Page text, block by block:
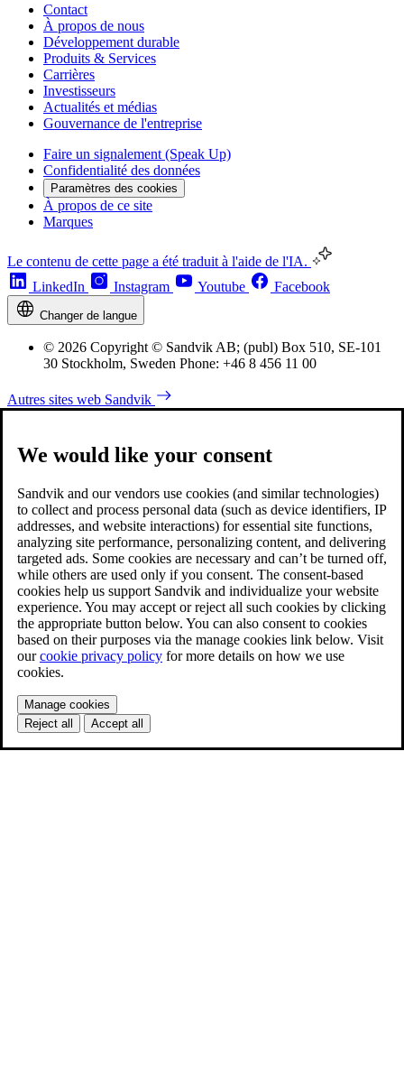
Contact
À propos de nous
Développement durable
Produits & Services
Carrières
Investisseurs
Actualités et médias
Gouvernance de l'entreprise
Faire un signalement (Speak Up)
Confidentialité des données
Paramètres des cookies
À propos de ce site
Marques
Le contenu de cette page a été traduit à l'aide de l'IA.
LinkedIn
Instagram Youtube Facebook
Changer de langue
© 2026 Copyright © Sandvik AB; (publ) Box 510, SE-101
30 Stockholm, Sweden Phone: +46 8 456 11 00
Autres sites web Sandvik
We would like your consent
Sandvik and our vendors use cookies (and similar technologies)
to collect and process personal data (such as device identifiers, IP
addresses, and website interactions) for essential site functions,
analyzing site performance, personalizing content, and delivering
targeted ads. Some cookies are necessary and can’t be turned off,
while others are used only if you consent. The consent-based
cookies help us support Sandvik and individualize your website
experience. You may accept or reject all such cookies by clicking
the appropriate button below. You can also consent to cookies
based on their purposes via the manage cookies link below. Visit
ourcookie privacy policy for more details on how we use
cookies.
Manage cookies
Reject all
Accept all